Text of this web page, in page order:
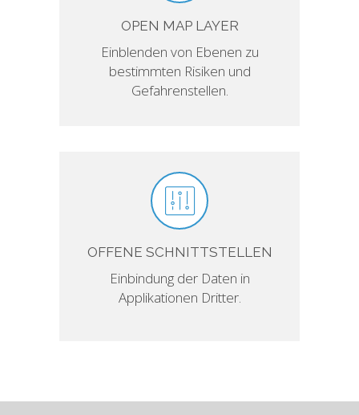
OPEN MAP LAYER
Einblenden von Ebenen zu
bestimmten Risiken und
Gefahrenstellen.
OFFENE SCHNITTSTELLEN
Einbindung der Daten in
Applikationen Dritter.